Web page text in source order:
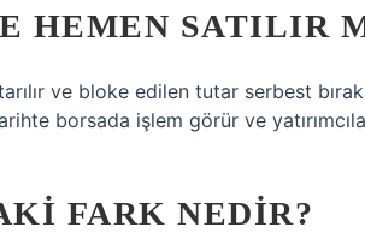
HEMEN SATILIR
ve bloke edilen tutar serbest
borsada işlem görür ve
FARK NEDIR?